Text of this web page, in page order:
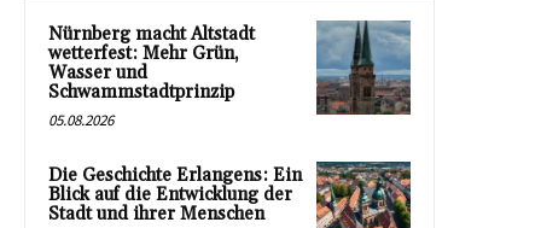
Nürnberg macht Altstadt
wetterfest: Mehr Grün,
Wasser und
Schwammstadtprinzip
05.08.2026
Die Geschichte Erlangens: Ein
Blick auf die Entwicklung der
Stadt und ihrer Menschen